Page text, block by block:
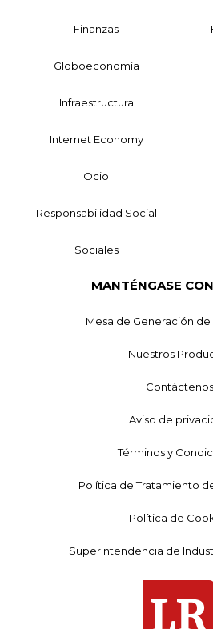
Finanzas
Globoeconomía
Infraestructura
Internet Economy
Ocio
Responsabilidad Social
Sociales
MANTÉNGASE
Mesa de Generación
Nuestros
Contáctenos
Aviso de
Términos y
Política de Tratamiento
Política de
Superintendencia de